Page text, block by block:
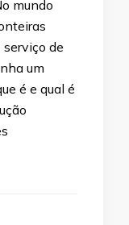
mundo
de
um
é e qual é